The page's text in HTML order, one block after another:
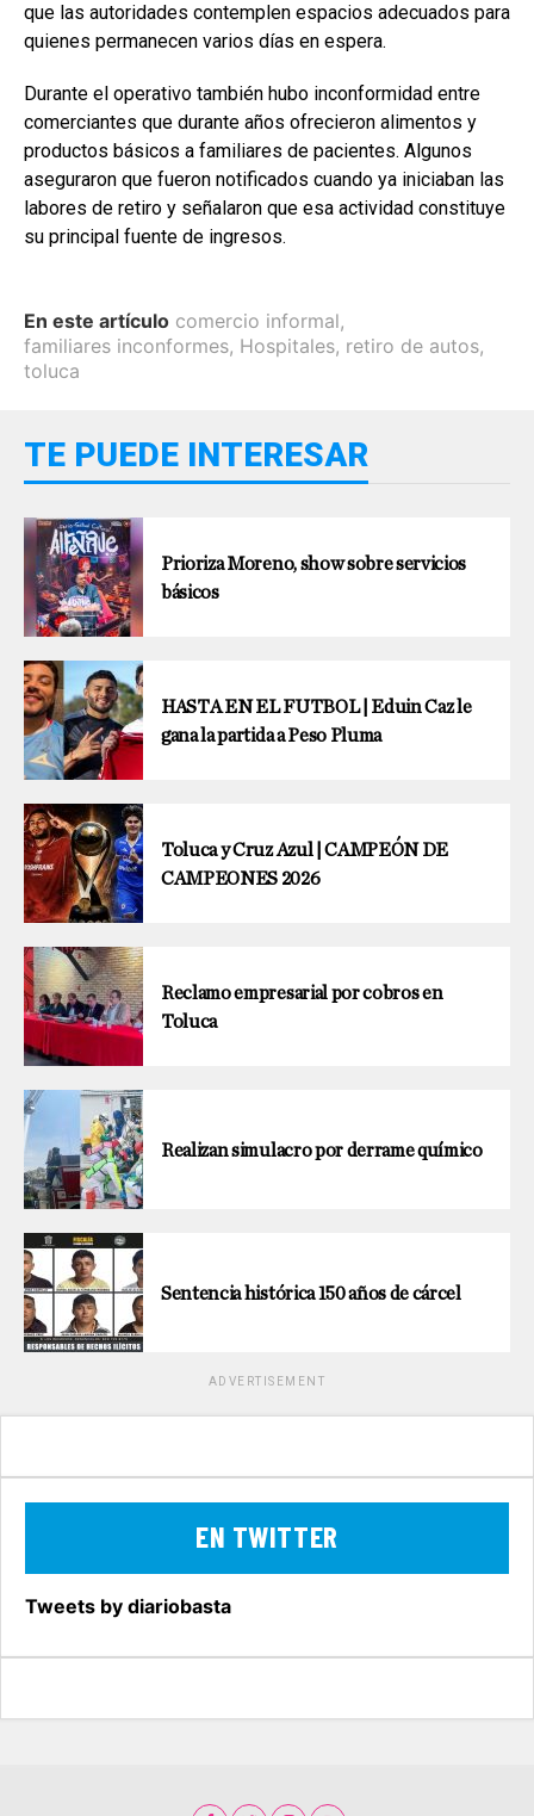
que las autoridades contemplen espacios adecuados para
quienes permanecen varios días en espera.
Durante el operativo también hubo inconformidad entre
comerciantes que durante años ofrecieron alimentos y
productos básicos a familiares de pacientes. Algunos
aseguraron que fueron notificados cuando ya iniciaban las
labores de retiro y señalaron que esa actividad constituye
su principal fuente de ingresos.
En este artículo comercio informal,
familiares inconformes, Hospitales, retiro de autos,
toluca
TE PUEDE INTERESAR
Prioriza Moreno, show sobre servicios
básicos
HASTA EN EL FUTBOL | Eduin Caz le
gana la partida a Peso Pluma
Toluca y Cruz Azul | CAMPEÓN DE
CAMPEONES 2026
Reclamo empresarial por cobros en
Toluca
Realizan simulacro por derrame químico
Sentencia histórica 150 años de cárcel
ADVERTISEMENT
EN TWITTER
Tweets by diariobasta